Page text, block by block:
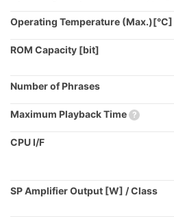
Operating Temperature (Max.)[°C]
ROM Capacity [bit]
Number of Phrases
Maximum Playback Time ?
CPU I/F
SP Amplifier Output [W] / Class